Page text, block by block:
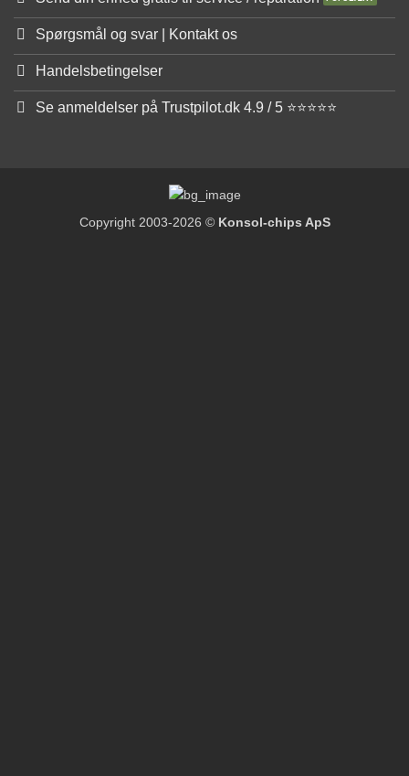
Spørgsmål og svar | Kontakt os
Handelsbetingelser
Se anmeldelser på Trustpilot.dk 4.9 / 5 ⭐⭐⭐⭐⭐
Copyright 2003-2026 © Konsol-chips ApS